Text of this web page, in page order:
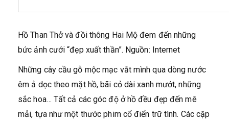
Hồ Than Thở và đồi thông Hai Mộ đem đến những
bức ảnh cưới “đẹp xuất thần”. Nguồn: Internet
Những cây cầu gỗ mộc mạc vắt mình qua dòng nước
êm ả dọc theo mặt hồ, bãi cỏ dài xanh mướt, những
sắc hoa… Tất cả các góc độ ở hồ đều đẹp đến mê
mải, tựa như một thước phim cổ điển trữ tình. Các cặp